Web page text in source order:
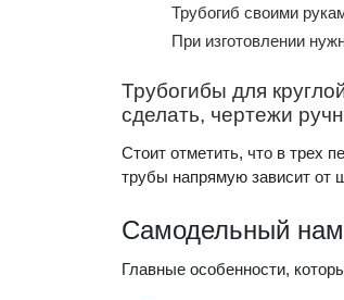
Трубогиб своими
При изготовлении
Трубогибы для
сделать, чертежи
Стоит отметить, что в трех
трубы напрямую зависит от
Самодельный
Главные особенности,